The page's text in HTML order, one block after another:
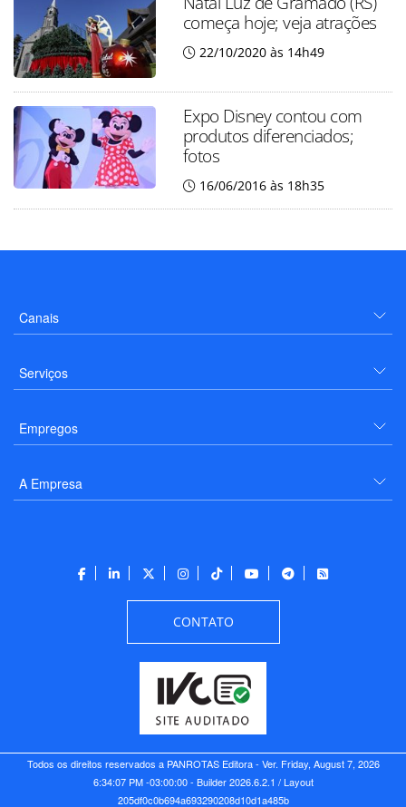
começa hoje; veja atrações
22/10/2020 às 14h49
Expo Disney contou com
produtos diferenciados;
fotos
16/06/2016 às 18h35
Canais
Serviços
Empregos
A Empresa
CONTATO
Todos os direitos reservados a PANROTAS Editora - Ver. Friday, August 7, 2026
6:34:07 PM -03:00:00 - Builder 2026.6.2.1 / Layout
205df0c0b694a693290208d10d1a485b